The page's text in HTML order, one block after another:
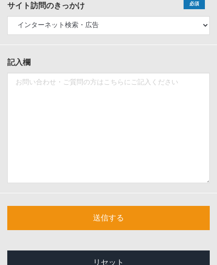
サイト訪問のきっかけ 必須
記入欄